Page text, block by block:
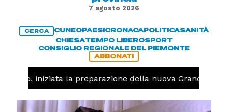
7 agosto 2026
CERCA CUNEOPAESICRONACAPOLITICASANITÀ
CHIESATEMPO LIBEROSPORT
CONSIGLIO REGIONALE DEL PIEMONTE
ABBONATI
iniziata la preparazione della nuova Granda Volley